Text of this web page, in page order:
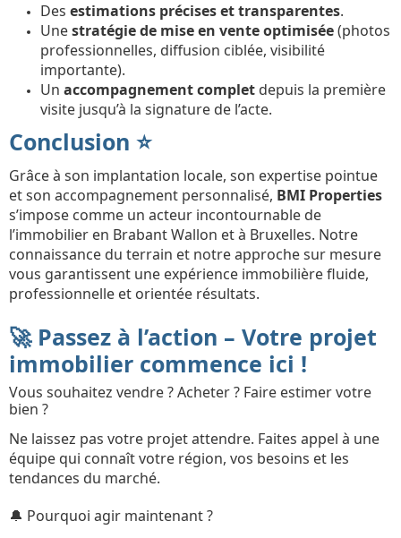
Des estimations précises et transparentes.
Unestratégie de mise en vente optimisée(photos
professionnelles, diffusion ciblée, visibilité
importante).
Un accompagnement complet depuis la première
visite jusqu’à la signature de l’acte.
Conclusion ⭐
Grâce à son implantation locale, son expertise pointue
et son accompagnement personnalisé, BMI Properties
s’impose comme un acteur incontournable de
l’immobilier en Brabant Wallon et à Bruxelles. Notre
connaissance du terrain et notre approche sur mesure
vous garantissent une expérience immobilière fluide,
professionnelle et orientée résultats.
🚀 Passez à l’action – Votre projet
immobilier commence ici !
Vous souhaitez vendre ? Acheter ? Faire estimer votre
bien ?
Ne laissez pas votre projet attendre. Faites appel à une
équipe qui connaît votre région, vos besoins et les
tendances du marché.
🔔 Pourquoi agir maintenant ?